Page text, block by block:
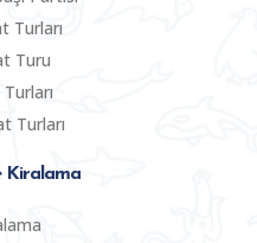
Turları
Turu
Turları
Kiralama